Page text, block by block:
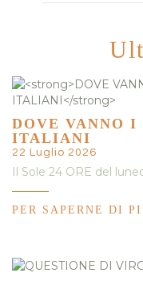
DOVE VANNO
ITALIANI
22 Luglio 2026
Il Sole 24 ORE del
PER SAPERNE DI